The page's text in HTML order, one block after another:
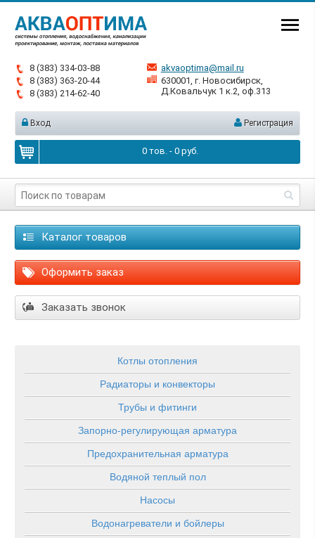
8 (383) 334-03-88
8 (383) 363-20-44
8 (383) 214-62-40
akvaoptima@mail.ru
630001, г. Новосибирск,
Д.Ковальчук 1 к.2, оф.313
Вход Регистрация
0тов. - 0руб.
Каталог товаров
Оформить заказ
Заказать звонок
Котлы отопления
Радиаторы и конвекторы
Трубы и фитинги
Запорно-регулирующая арматура
Предохранительная арматура
Водяной теплый пол
Насосы
Водонагреватели и бойлеры